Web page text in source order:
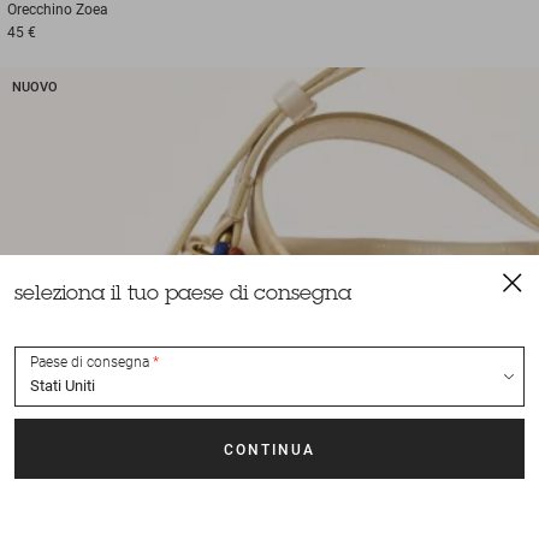
Orecchino Zoea
45 €
NUOVO
seleziona il tuo paese di consegna
Paese di consegna